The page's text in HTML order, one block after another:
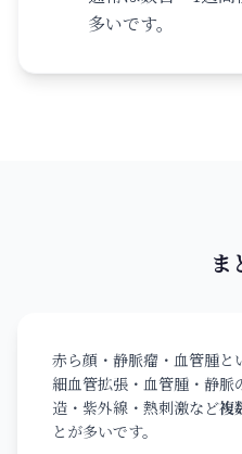
多いです。
ま
赤ら顔・静脈瘤・血管腫
細血管拡張・血管腫・静
造・紫外線・熱刺激など複
とが多いです。